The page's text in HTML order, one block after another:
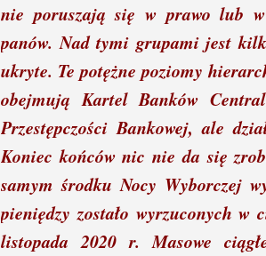
nie poruszają się w prawo lub
panów. Nad tymi grupami jest
ukryte. Te potężne poziomy
obejmują Kartel Banków
Przestępczości Bankowej, ale
Koniec końców nic nie da się
samym środku Nocy Wyborczej
pieniędzy zostało wyrzuconych
listopada 2020 r. Masowe